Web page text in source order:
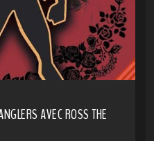
AVEC ROSS THE